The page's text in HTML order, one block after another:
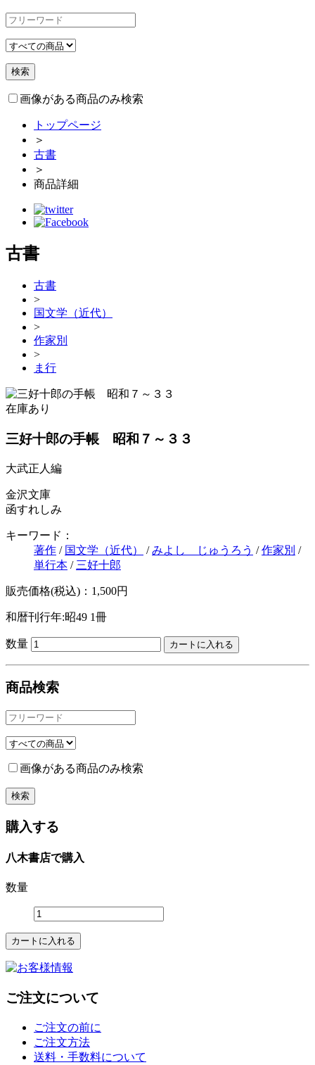
画像がある商品のみ検索
トップページ
＞
古書
＞
商品詳細
古書
古書
>
国文学（近代）
>
作家別
>
ま行
在庫あり
三好十郎の手帳 昭和７～３３
大武正人編
金沢文庫
函すれしみ
キーワード：
著作 / 国文学（近代） /みよし じゅうろう /作家別 /
単行本 / 三好十郎
販売価格(税込)：1,500円
和暦刊行年:昭49 1冊
数量
商品検索
画像がある商品のみ検索
購入する
八木書店で購入
数量
ご注文について
ご注文の前に
ご注文方法
送料・手数料について